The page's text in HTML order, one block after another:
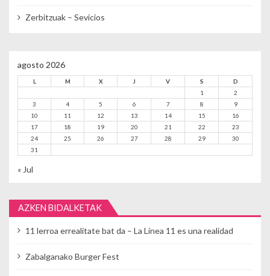
Zerbitzuak – Sevicios
agosto 2026
L M X J V S
D
1
2
3
4 5 6 7 8
9
10
11 12 13 14 15
16
17
18 19 20 21 22
23
24
25 26 27 28 29
30
31
« Jul
AZKEN BIDALKETAK
11 lerroa errealitate bat da – La Línea 11 es una realidad
Zabalganako Burger Fest